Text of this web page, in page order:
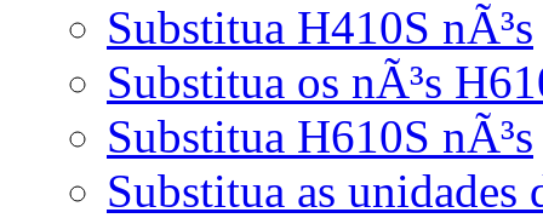
Substitua H410S nÃ³s
Substitua os nÃ³s
Substitua H610S nÃ³s
Substitua as